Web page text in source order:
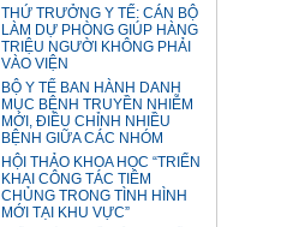
THỨ TRƯỞNG Y TẾ: CÁN BỘ
LÀM DỰ PHÒNG GIÚP HÀNG
TRIỆU NGƯỜI KHÔNG PHẢI
VÀO VIỆN
BỘ Y TẾ BAN HÀNH DANH
MỤC BỆNH TRUYỀN NHIỄM
MỚI, ĐIỀU CHỈNH NHIỀU
BỆNH GIỮA CÁC NHÓM
HỘI THẢO KHOA HỌC “TRIỂN
KHAI CÔNG TÁC TIÊM
CHỦNG TRONG TÌNH HÌNH
MỚI TẠI KHU VỰC”